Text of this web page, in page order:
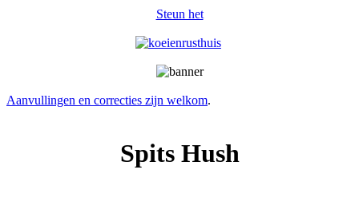
Steun het
Aanvullingen en correcties zijn welkom.
Spits Hush